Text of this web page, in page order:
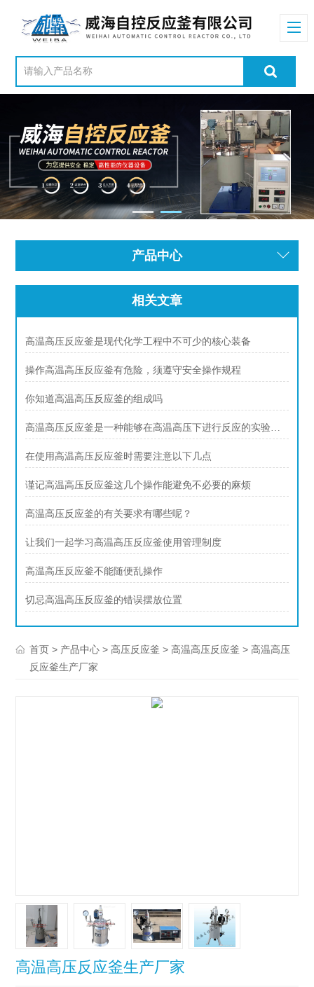
产品中心
相关文章
高温高压反应釜是现代化学工程中不可少的核心装备
操作高温高压反应釜有危险，须遵守安全操作规程
你知道高温高压反应釜的组成吗
高温高压反应釜是一种能够在高温高压下进行反应的实验设备
在使用高温高压反应釜时需要注意以下几点
谨记高温高压反应釜这几个操作能避免不必要的麻烦
高温高压反应釜的有关要求有哪些呢？
让我们一起学习高温高压反应釜使用管理制度
高温高压反应釜不能随便乱操作
切忌高温高压反应釜的错误摆放位置
首页 > 产品中心 >高压反应釜 >高温高压反应釜 > 高温高压
反应釜生产厂家
高温高压反应釜生产厂家